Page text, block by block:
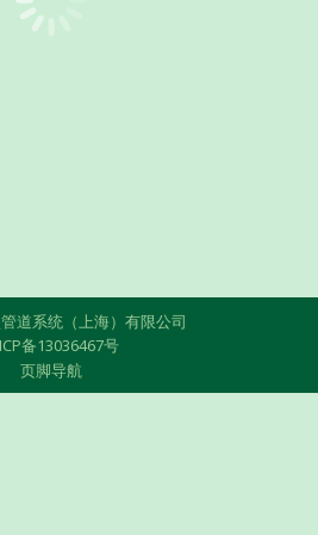
道系统（上海）有限公司
备13036467号
页脚导航